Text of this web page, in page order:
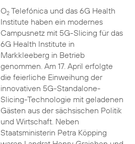
O2Telefónica und das 6G Health
Institute haben ein modernes
Campusnetz mit 5G-Slicing für das
6G Health Institute in
Markkleeberg in Betrieb
genommen. Am 17. April erfolgte
die feierliche Einweihung der
innovativen 5G-Standalone-
Slicing-Technologie mit geladenen
Gästen aus der sächsischen Politik
und Wirtschaft. Neben
Staatsministerin Petra Köpping